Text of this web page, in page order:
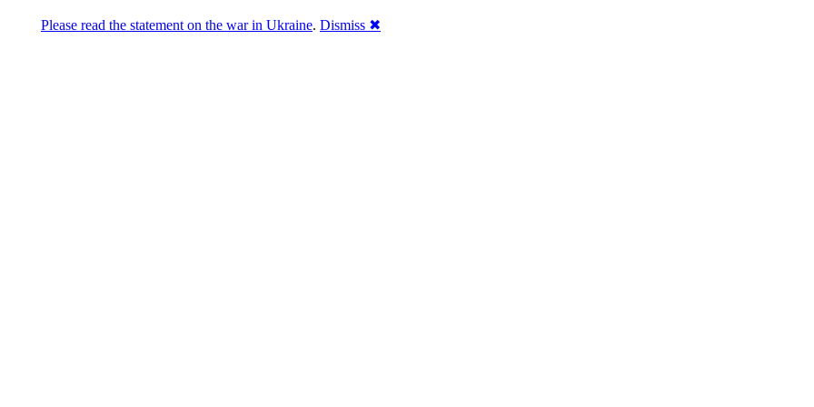
Please read the statement on the war in Ukraine. Dismiss ✖